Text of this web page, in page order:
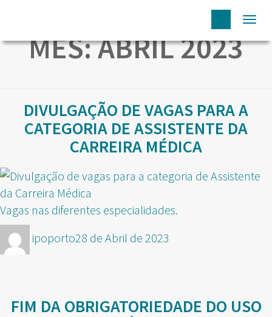
MÊS:ABRIL 2023
DIVULGAÇÃO DE VAGAS PARA A
CATEGORIA DE ASSISTENTE DA
CARREIRA MÉDICA
Vagas nas diferentes especialidades.
Autor
ipoportoPublicado
28 de Abril de 2023
FIM DA OBRIGATORIEDADE DO USO